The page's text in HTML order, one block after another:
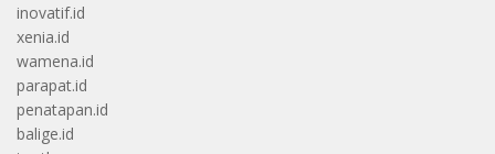
inovatif.id
xenia.id
wamena.id
parapat.id
penatapan.id
balige.id